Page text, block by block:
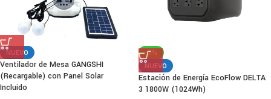
NUEVO
Ventilador de Mesa GANGSHI
(Recargable) con Panel Solar
Incluido
-3%
NUEVO
Estación de Energía EcoFlow DELTA
3 1800W (1024Wh)